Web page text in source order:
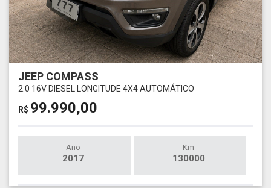
JEEP COMPASS
2.0 16V DIESEL LONGITUDE 4X4 AUTOMÁTICO
R$ 99.990,00
Ano
2017
Km
130000